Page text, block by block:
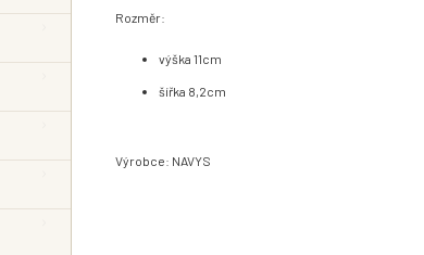
Rozměr:
výška 11cm
šířka 8,2cm
Výrobce: NAVYS